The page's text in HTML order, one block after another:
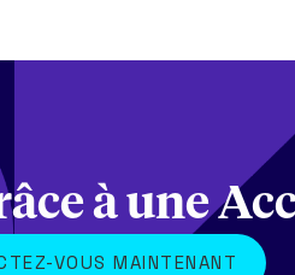
à une
VOUS MAINTENANT